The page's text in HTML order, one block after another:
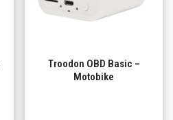
Troodon OBD Basic –
Motobike